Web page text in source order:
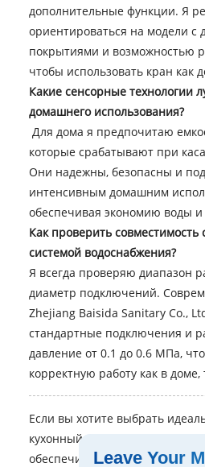
дополнительные функции. Я
ориентироваться на модели с
покрытиями и возможностью
чтобы использовать кран как
Какие сенсорные технологии
домашнего использования?
Для дома я предпочитаю
которые срабатывают при
Они надежны, безопасны и
интенсивным домашним
обеспечивая экономию воды и
Как проверить совместимость
системой водоснабжения?
Я всегда проверяю диапазон
диаметр подключений.
Zhejiang Baisida Sanitary Co.,
стандартные подключения и
давление от 0.1 до 0.6 МПа,
корректную работу как в доме,
Если вы хотите выбрать
кухонный кран, который
обеспечит удобство в любом
Leave Your